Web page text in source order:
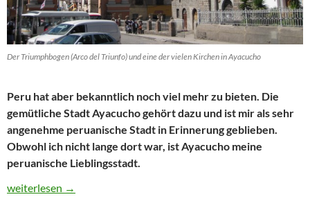
Der Triumphbogen (Arco del Triunfo) und eine der vielen Kirchen in Ayacucho
Peru hat aber bekanntlich noch viel mehr zu bieten. Die
gemütliche Stadt Ayacucho gehört dazu und ist mir als sehr
angenehme peruanische Stadt in Erinnerung geblieben.
Obwohl ich nicht lange dort war, ist Ayacucho meine
peruanische Lieblingsstadt.
Reisetipp Peru: Ayacucho – Stadt der 33 Kirchen, die Wari-
weiterlesen →